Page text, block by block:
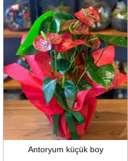
Antoryum küçük boy